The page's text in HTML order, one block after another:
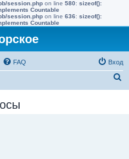
session.php on line 580: sizeof():
Countable
session.php on line 636: sizeof():
Countable
FAQ Вход